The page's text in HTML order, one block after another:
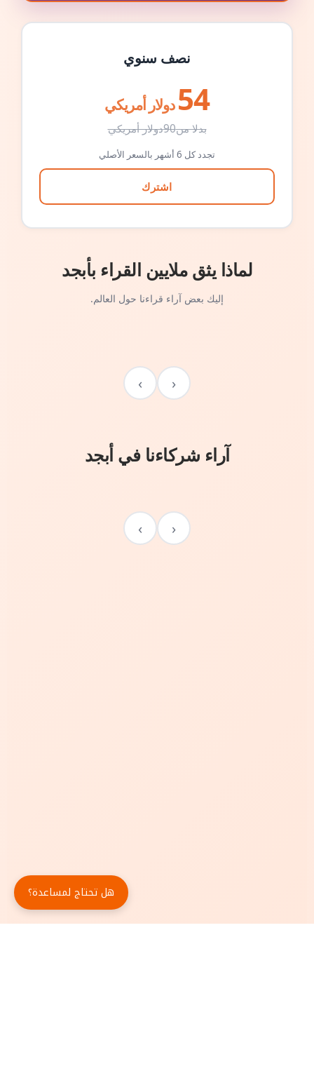
نصف سنوي
54 دولار أمريكي
بدلا من90دولار أمريكي
تجدد كل 6 أشهر بالسعر الأصلي
اشترك
لماذا يثق ملايين القراء بأبجد
إليك بعض آراء قراءنا حول العالم.
‹
›
آراء شركاءنا في أبجد
‹
›
هل تحتاج لمساعدة؟